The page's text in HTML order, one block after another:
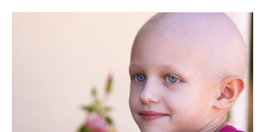
Ut mollis pellentesque tortor
Nullam eu erat condimentum
Donec quis est ac felis
Orci varius natoque dolor